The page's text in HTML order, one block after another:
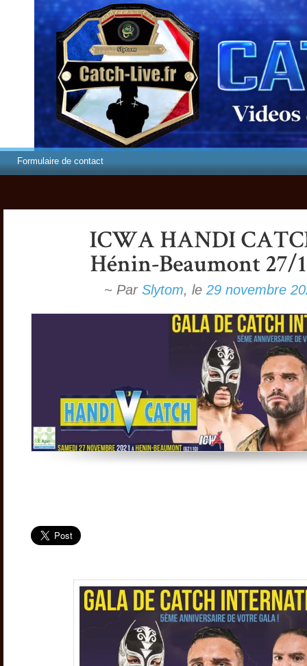
Formulaire de contact
~ Par Slytom, le 29 novembre